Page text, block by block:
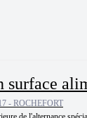
- ROCHEFORT